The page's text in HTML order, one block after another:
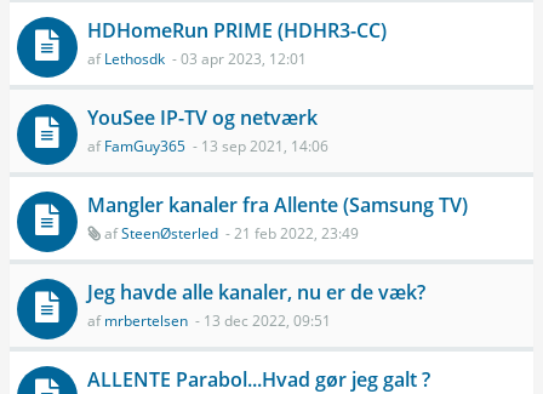
HDHomeRun PRIME (HDHR3-CC)
afLethosdk - 03 apr 2023, 12:01
YouSee IP-TV og netværk
afFamGuy365 - 13 sep 2021, 14:06
Mangler kanaler fra Allente (Samsung TV)
afSteenØsterled - 21 feb 2022, 23:49
Jeg havde alle kanaler, nu er de væk?
afmrbertelsen - 13 dec 2022, 09:51
ALLENTE Parabol...Hvad gør jeg galt ?